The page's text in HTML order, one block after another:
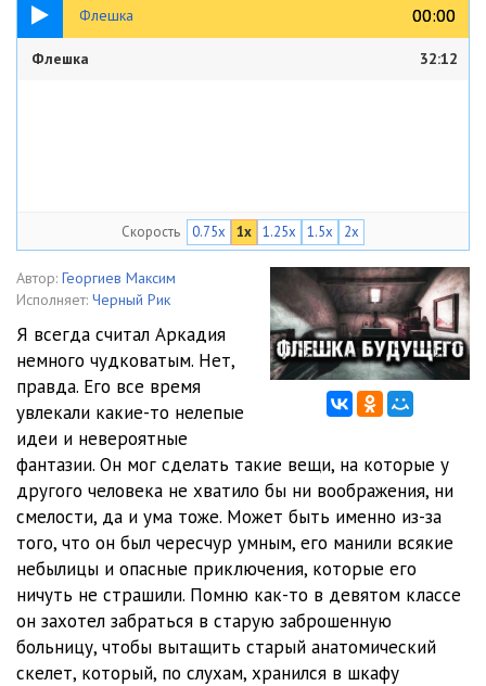
Флешка 00:00
00:00
Флешка 32:12
Скорость 0.75x 1x 1.25x 1.5x 2x
Автор: Георгиев Максим
Исполняет: Черный Рик
Я всегда считал Аркадия
немного чудковатым. Нет,
правда. Его все время
увлекали какие-то нелепые
идеи и невероятные
фантазии. Он мог сделать такие вещи, на которые у
другого человека не хватило бы ни воображения, ни
смелости, да и ума тоже. Может быть именно из-за
того, что он был чересчур умным, его манили всякие
небылицы и опасные приключения, которые его
ничуть не страшили. Помню как-то в девятом классе
он захотел забраться в старую заброшенную
больницу, чтобы вытащить старый анатомический
скелет, который, по слухам, хранился в шкафу